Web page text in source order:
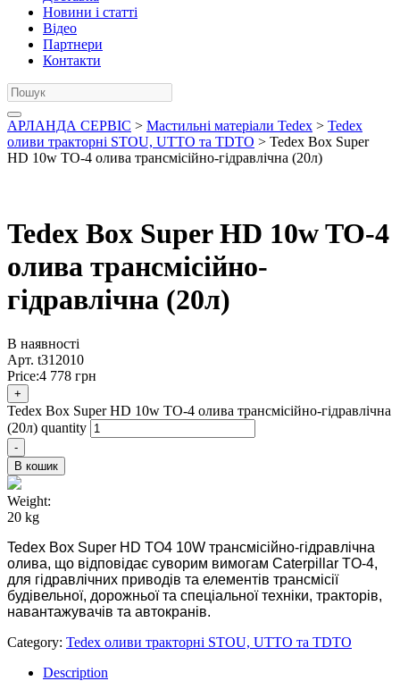
Новини і статті
Відео
Партнери
Контакти
АРЛАНДА СЕРВІС > Мастильні матеріали Tedex > Tedex
оливи тракторні STOU, UTTO та TDTO > Tedex Box Super
HD 10w TO-4 олива трансмісійно-гідравлічна (20л)
Tedex Box Super HD 10w TO-4
олива трансмісійно-
гідравлічна (20л)
В наявності
Арт. t312010
Price:4 778 грн
+
Tedex Box Super HD 10w TO-4 олива трансмісійно-гідравлічна
(20л) quantity
-
В кошик
Weight:
20 kg
Tedex Box Super HD TO4 10W трансмісійно-гідравлічна
олива, що відповідає суворим вимогам Caterpillar TO-4,
для гідравлічних приводів та елементів трансмісії
будівельної, дорожньої та спеціальної техніки, тракторів,
навантажувачів та автокранів.
Category: Tedex оливи тракторні STOU, UTTO та TDTO
Description